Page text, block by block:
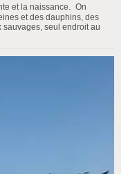
et la naissance. On
et des dauphins, des
sauvages, seul endroit au